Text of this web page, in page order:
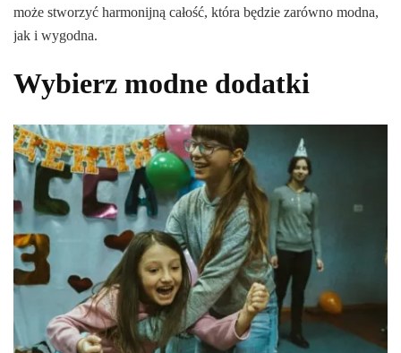
może stworzyć harmonijną całość, która będzie zarówno modna,
jak i wygodna.
Wybierz modne dodatki